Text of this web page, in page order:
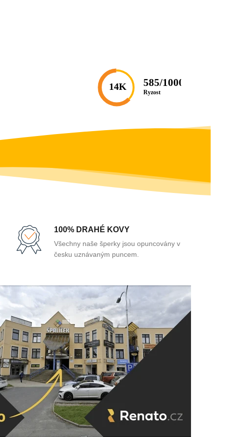
14K 585/1000
Ryzost
100% DRAHÉ KOVY
Všechny naše šperky jsou opuncovány v
česku uznávaným puncem.